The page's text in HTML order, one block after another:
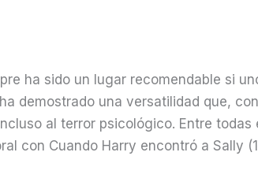
ha sido un lugar recomendable si
demostrado una versatilidad que,
al terror psicológico. Entre
con Cuando Harry encontró a Sally